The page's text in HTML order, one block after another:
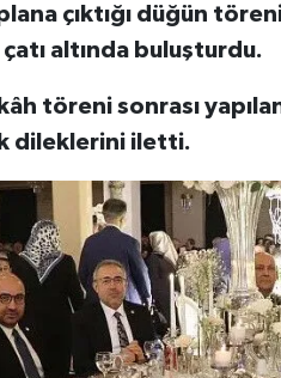
çıktığı düğün
altında buluşturdu.
töreni sonrası
dileklerini iletti.